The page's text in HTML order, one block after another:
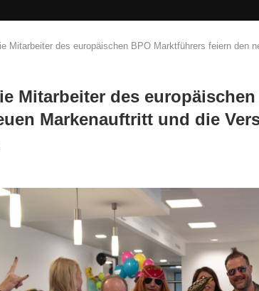
Mitarbeiter des europäischen BPO Marktführers feiern den
Mitarbeiter des
Markenauftritt und die